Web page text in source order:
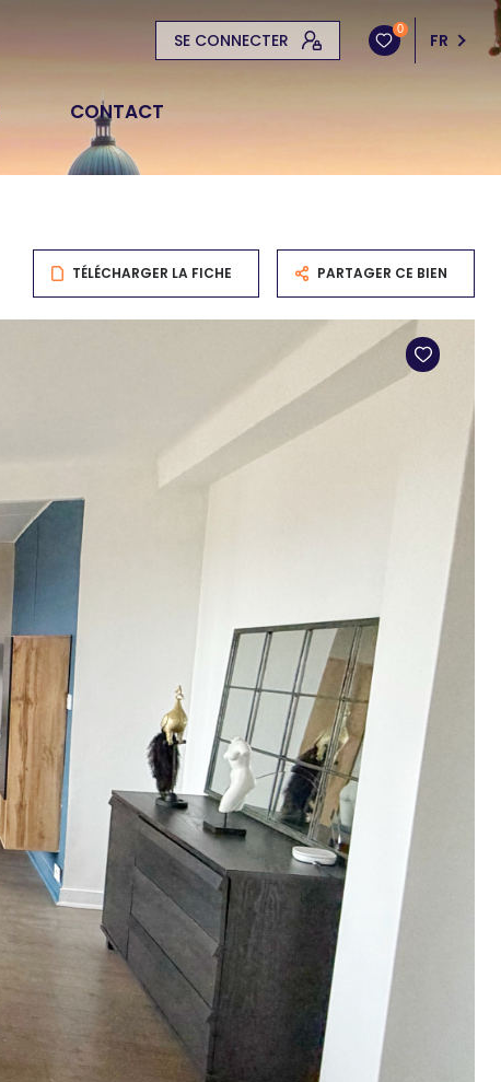
SE CONNECTER
0
FR
CONTACT
TÉLÉCHARGER LA FICHE PARTAGER CE BIEN